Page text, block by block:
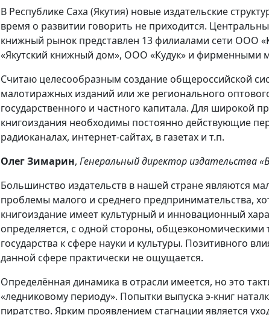
В Республике Саха (Якутия) новые издательские
время о развитии говорить не приходится.
книжный рынок представлен 13 филиалами сети ООО
«Якутский книжный дом», ООО «Кудук» и фирменными
Считаю целесообразным создание общероссийской
малотиражных изданий или же регионального
государственного и частного капитала. Для широкой
книгоиздания необходимы постоянно действующие
радиоканалах, интернет-сайтах, в газетах и т.п.
Олег Зимарин, Генеральный директор издательства
Большинство издательств в нашей стране являются
проблемы малого и среднего предпринимательства,
книгоиздание имеет культурный и инновационный
определяется, с одной стороны,
государства к сфере науки и культуры. Позитивного
данной сфере практически не ощущается.
Определённая динамика в отрасли имеется, но это
«ледниковому периоду». Попытки выпуска э-книг
пиратство. Ярким проявлением стагнации является